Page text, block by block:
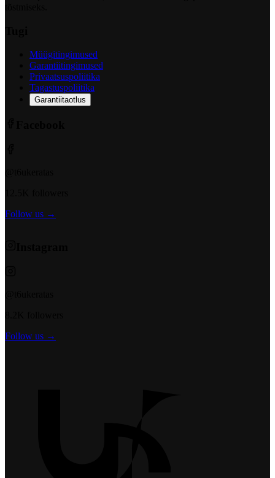
Müügitingimused
Garantiitingimused
Privaatsuspoliitika
Tagastuspoliitika
Garantiitaotlus
Follow us →
Follow us →